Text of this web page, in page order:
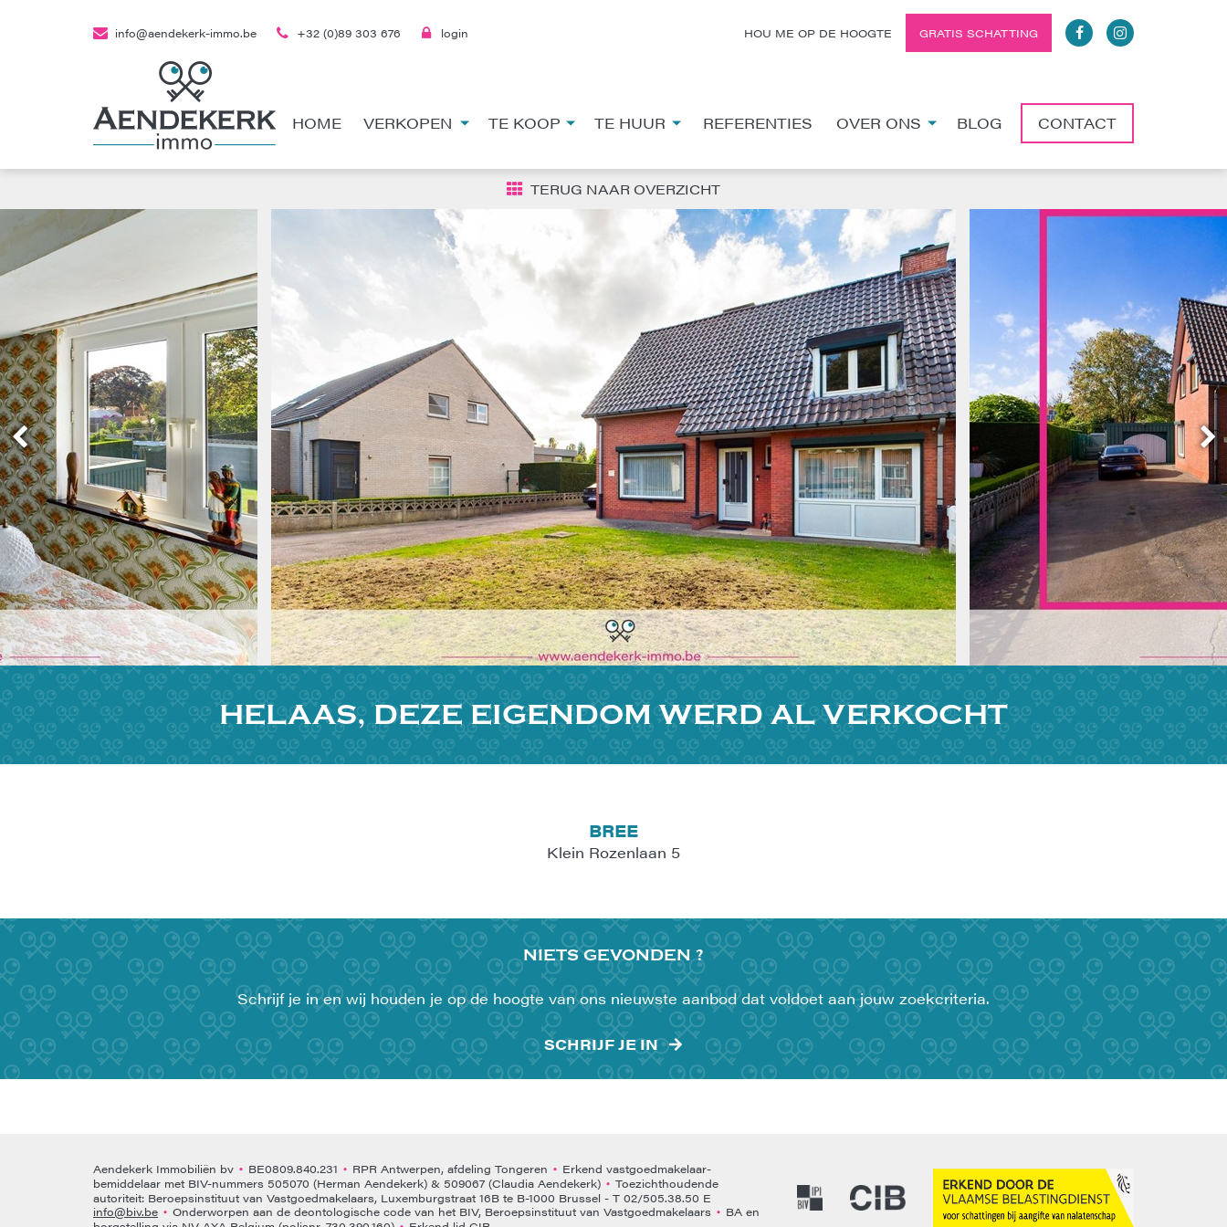
HOME VERKOPEN TE KOOP TE HUUR REFERENTIES OVER ONS BLOG CONTACT
info@aendekerk-immo.be +32 (0)89 303 676 login HOU ME OP DE HOOGTE GRATIS SCHATTING
TERUG NAAR OVERZICHT
HELAAS, DEZE EIGENDOM WERD AL VERKOCHT
BREE
Klein Rozenlaan 5
NIETSGEVONDEN ?
Schrijf je in en wij houden je op de hoogte van ons nieuwste aanbod dat voldoet aan jouw zoekcriteria.
SCHRIJF JE IN
Aendekerk Immobiliën bv • BE0809.840.231 • RPR Antwerpen, afdeling Tongeren • Erkend vastgoedmakelaar-
bemiddelaar met BIV-nummers 505070 (Herman Aendekerk) & 509067 (Claudia Aendekerk) • Toezichthoudende
autoriteit: Beroepsinstituut van Vastgoedmakelaars, Luxemburgstraat 16B te B-1000 Brussel - T 02/505.38.50 E
info@biv.be • Onderworpen aan de deontologische code van het BIV, Beroepsinstituut van Vastgoedmakelaars • BA en